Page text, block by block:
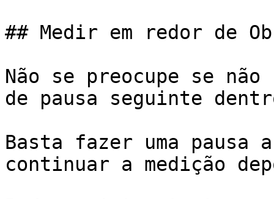
## Medir em redor de
Não se preocupe se
de pausa seguinte
Basta fazer uma pausa
continuar a medição